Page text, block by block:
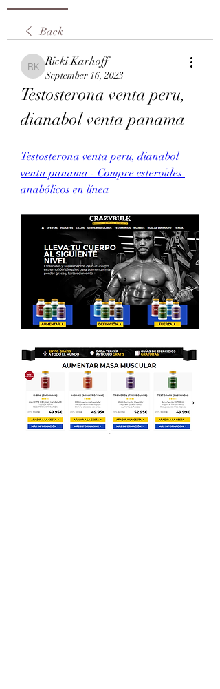
Back
Ricki Karhoff
Ricki Karhoff
September 16, 2023
Testosterona venta peru,
dianabol venta panama
Testosterona venta peru, dianabol
venta panama - Compre esteroides
anabólicos en línea